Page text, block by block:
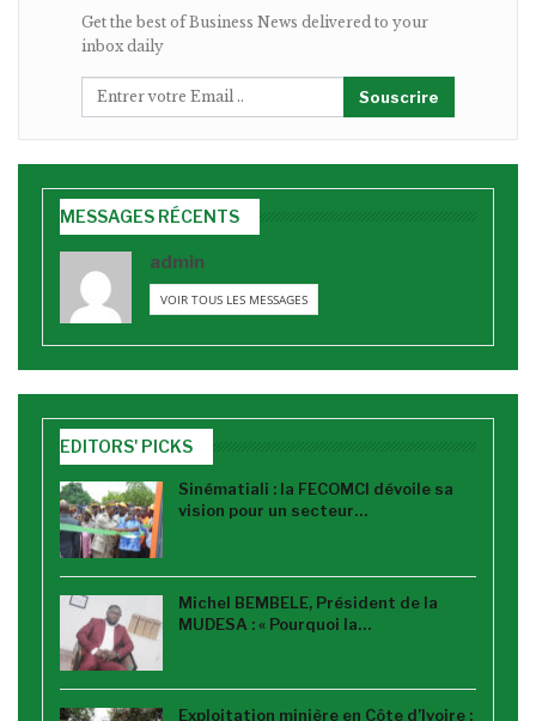
Get the best of Business News delivered to your
inbox daily
Souscrire
MESSAGES RÉCENTS
admin
VOIR TOUS LES MESSAGES
EDITORS' PICKS
Sinématiali : la FECOMCI dévoile sa
vision pour un secteur…
Michel BEMBELE, Président de la
MUDESA : « Pourquoi la…
Exploitation minière en Côte d’Ivoire :